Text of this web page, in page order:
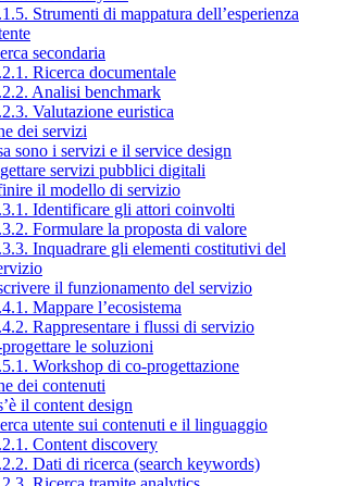
Strumenti di mappatura dell’esperienza
secondaria
Ricerca documentale
Analisi benchmark
Valutazione euristica
dei servizi
sono i servizi e il service design
servizi pubblici digitali
il modello di servizio
Identificare gli attori coinvolti
Formulare la proposta di valore
Inquadrare gli elementi costitutivi del
il funzionamento del servizio
Mappare l’ecosistema
Rappresentare i flussi di servizio
le soluzioni
Workshop di co-progettazione
dei contenuti
il content design
utente sui contenuti e il linguaggio
Content discovery
Dati di ricerca (search keywords)